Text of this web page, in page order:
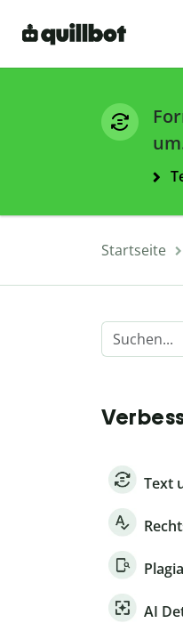
Startseite
Text
AI